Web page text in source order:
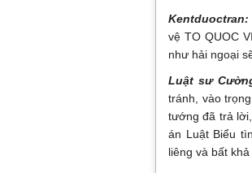
Kentduoctran:
vệ TO QUOC
như hải ngoại
Luật sư
tránh, vào
tướng đã trả
án Luật Biểu
liêng và bất